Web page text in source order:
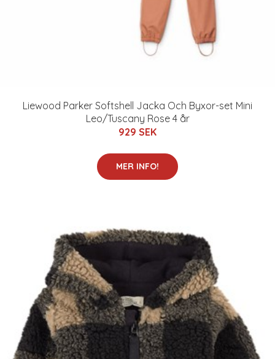
Liewood Parker Softshell Jacka Och Byxor-set Mini
Leo/Tuscany Rose 4 år
929 SEK
MER INFO!